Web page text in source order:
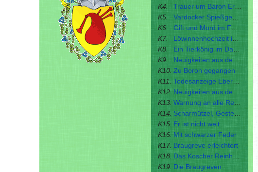
K4.
Trauer um Baron Erzbart von Drabenburg
K5.
Vardocker Spießgesellen zerschlagen?
K6.
Gift und Mord im Ferdoker Land!
K7.
Löwinnenhochzeit in Ferdok
K8.
Ein Tierkönig im Dachsbau?
K9.
Neuigkeiten aus der Hauptstadt
K10. Zu Boron gegangen
K11.
Todesanzeige Eberhalm Markwardt
K12. Neuigkeiten aus den Grafschaften
K13. Warnung an alle Reisenden!
K14. Scharmützel, Gestech und allerley Kurtzweyl
K15. Er ist nicht weit
K16. Mit schwarzer Feder
K17. Braugreve erleichtert
K18. Das Koscher Reinheitsgebot
K19. Die Braugreven